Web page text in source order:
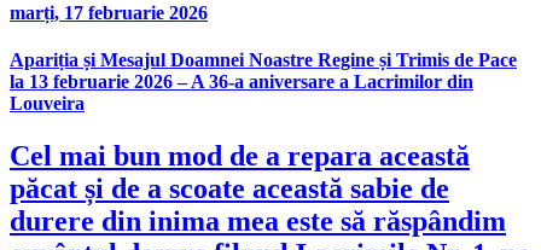
marți, 17 februarie 2026
Apariția și Mesajul Doamnei Noastre Regine și Trimis de Pace
la 13 februarie 2026 – A 36-a aniversare a Lacrimilor din
Louveira
Cel mai bun mod de a repara această
păcat și de a scoate această sabie de
durere din inima mea este să răspândim